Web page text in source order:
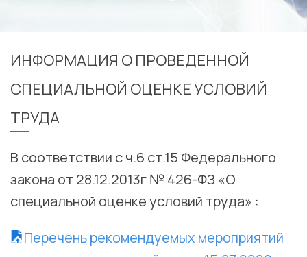
ИНФОРМАЦИЯ О ПРОВЕДЕННОЙ
СПЕЦИАЛЬНОЙ ОЦЕНКЕ УСЛОВИЙ
ТРУДА
В соответствии с ч.6 ст.15 Федерального
закона от 28.12.2013г № 426-ФЗ «О
специальной оценке условий труда» :
Перечень рекомендуемых мероприятий